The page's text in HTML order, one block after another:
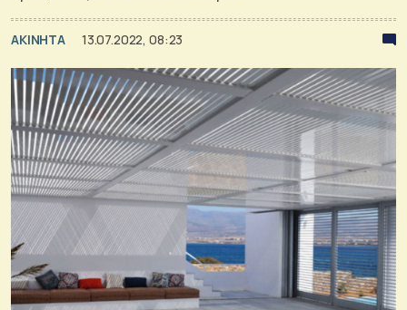
ΑΚΙΝΗΤΑ 13.07.2022, 08:23